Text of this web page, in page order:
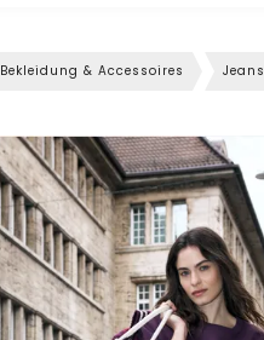
Bekleidung & Accessoires Jeans